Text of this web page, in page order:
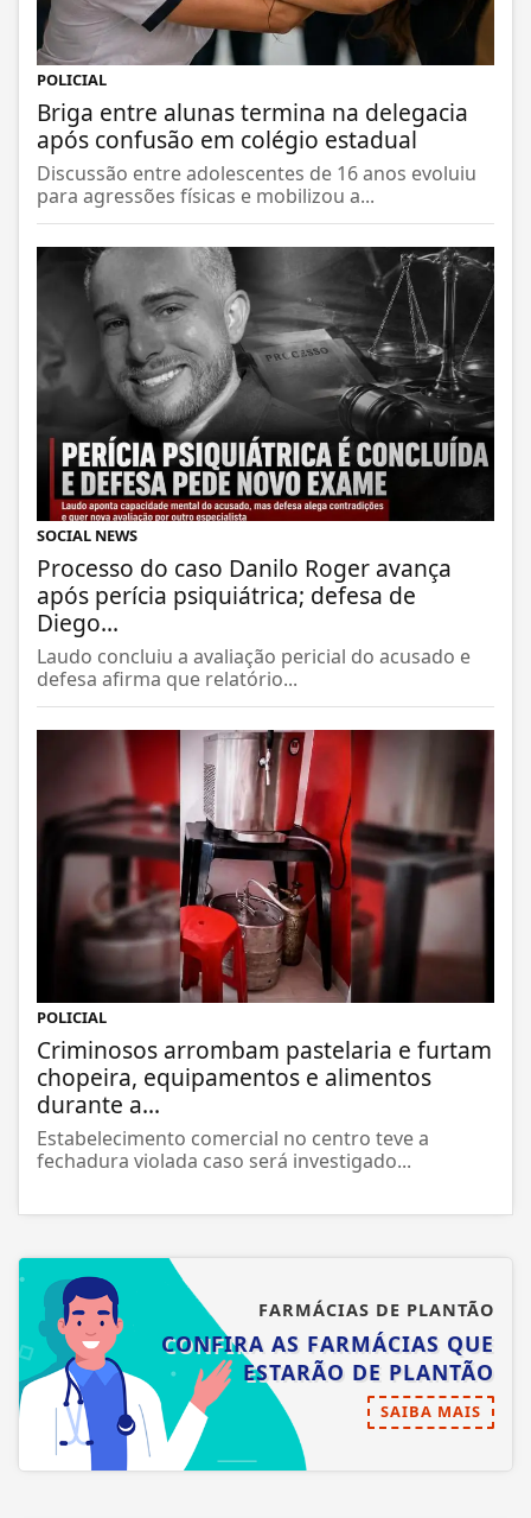
POLICIAL
Briga entre alunas termina na delegacia
após confusão em colégio estadual
Discussão entre adolescentes de 16 anos evoluiu
para agressões físicas e mobilizou a...
SOCIAL NEWS
Processo do caso Danilo Roger avança
após perícia psiquiátrica; defesa de
Diego...
Laudo concluiu a avaliação pericial do acusado e
defesa afirma que relatório...
POLICIAL
Criminosos arrombam pastelaria e furtam
chopeira, equipamentos e alimentos
durante a...
Estabelecimento comercial no centro teve a
fechadura violada caso será investigado...
FARMÁCIAS DE PLANTÃO
CONFIRA AS FARMÁCIAS QUE
ESTARÃO DE PLANTÃO
SAIBA MAIS